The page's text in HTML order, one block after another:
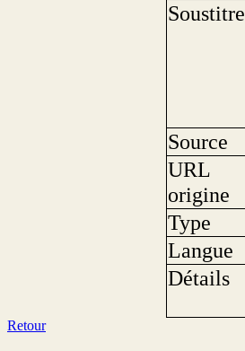
Soustitre
Source
URL
origine
Type
Langue
Détails
Retour